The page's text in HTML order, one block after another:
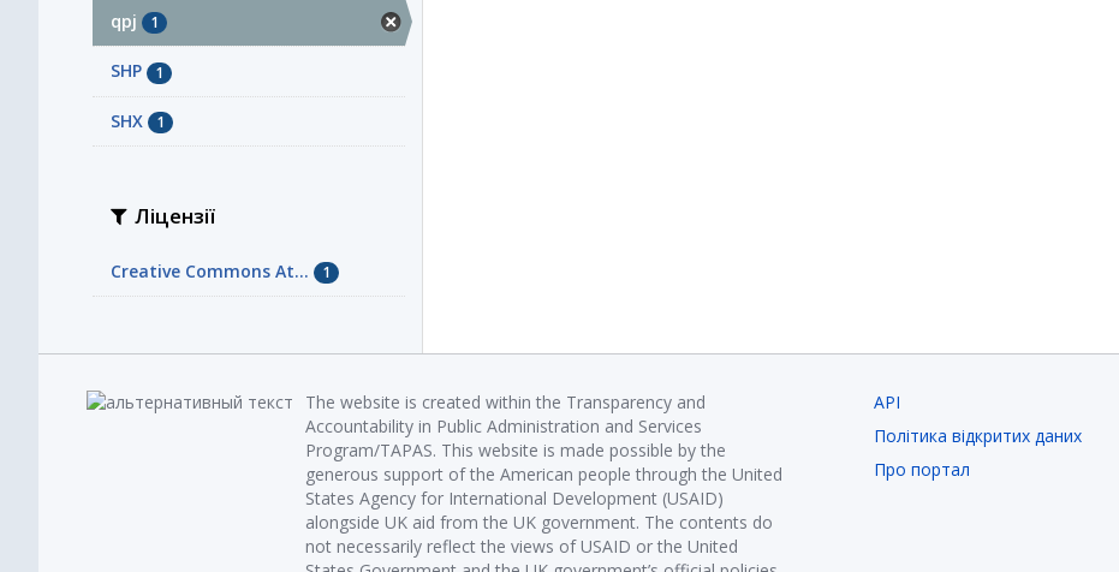
qpj 1
SHP 1
SHX 1
Ліцензії
Creative Commons At... 1
The website is created within the Transparency and
Accountability in Public Administration and Services
Program/TAPAS. This website is made possible by the
generous support of the American people through the United
States Agency for International Development (USAID)
alongside UK aid from the UK government. The contents do
not necessarily reflect the views of USAID or the United
API
Політика відкритих даних
Про портал